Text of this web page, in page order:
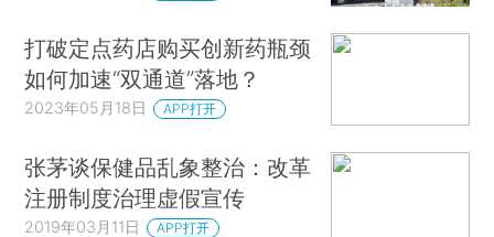
打破定点药店购买创新药瓶颈
如何加速“双通道”落地？
2023年05月18日 APP打开
张茅谈保健品乱象整治：改革
注册制度治理虚假宣传
2019年03月11日 APP打开